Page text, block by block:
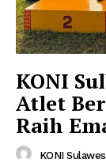
KONI
Atlet
Raih
KONI